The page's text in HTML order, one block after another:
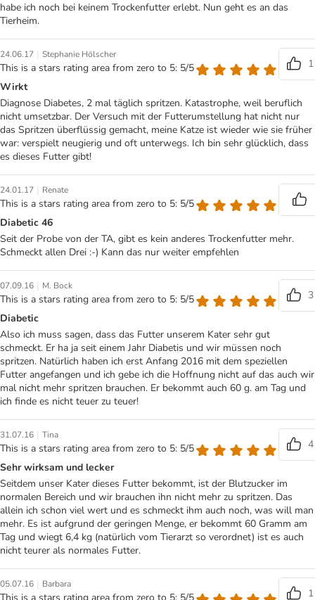
habe ich noch bei keinem Trockenfutter erlebt. Nun geht es an das
Tierheim.
24.06.17 | Stephanie Hölscher
This is a stars rating area from zero to 5: 5/5
1
Wirkt
Diagnose Diabetes, 2 mal täglich spritzen. Katastrophe, weil beruflich
nicht umsetzbar. Der Versuch mit der Futterumstellung hat nicht nur
das Spritzen überflüssig gemacht, meine Katze ist wieder wie sie früher
war: verspielt neugierig und oft unterwegs. Ich bin sehr glücklich, dass
es dieses Futter gibt!
24.01.17 | Renate
This is a stars rating area from zero to 5: 5/5
Diabetic 46
Seit der Probe von der TA, gibt es kein anderes Trockenfutter mehr.
Schmeckt allen Drei :-) Kann das nur weiter empfehlen
07.09.16 | M. Bock
This is a stars rating area from zero to 5: 5/5
3
Diabetic
Also ich muss sagen, dass das Futter unserem Kater sehr gut
schmeckt. Er ha ja seit einem Jahr Diabetis und wir müssen noch
spritzen. Natürlich haben ich erst Anfang 2016 mit dem speziellen
Futter angefangen und ich gebe ich die Hoffnung nicht auf das auch wir
mal nicht mehr spritzen brauchen. Er bekommt auch 60 g. am Tag und
ich finde es nicht teuer zu teuer!
31.07.16 | Tina
This is a stars rating area from zero to 5: 5/5
4
Sehr wirksam und lecker
Seitdem unser Kater dieses Futter bekommt, ist der Blutzucker im
normalen Bereich und wir brauchen ihn nicht mehr zu spritzen. Das
allein ich schon viel wert und es schmeckt ihm auch noch, was will man
mehr. Es ist aufgrund der geringen Menge, er bekommt 60 Gramm am
Tag und wiegt 6,4 kg (natürlich vom Tierarzt so verordnet) ist es auch
nicht teurer als normales Futter.
05.07.16 | Barbara
1